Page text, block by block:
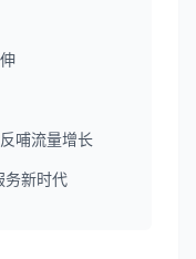
哺流量增长
务新时代